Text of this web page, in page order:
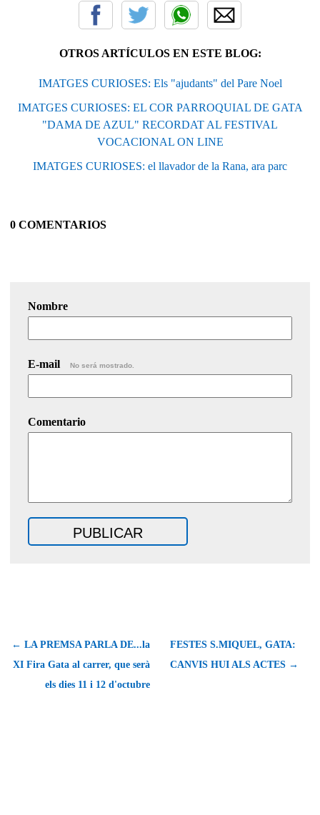
OTROS ARTÍCULOS EN ESTE BLOG:
IMATGES CURIOSES: Els "ajudants" del Pare Noel
IMATGES CURIOSES: EL COR PARROQUIAL DE GATA
"DAMA DE AZUL" RECORDAT AL FESTIVAL
VOCACIONAL ON LINE
IMATGES CURIOSES: el llavador de la Rana, ara parc
0 COMENTARIOS
Nombre
E-mail No será mostrado.
Comentario
← LA PREMSA PARLA DE...la
XI Fira Gata al carrer, que serà
els dies 11 i 12 d'octubre
FESTES S.MIQUEL, GATA:
CANVIS HUI ALS ACTES →